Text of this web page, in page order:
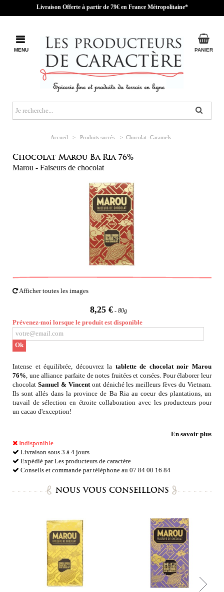
Livraison Offerte à partir de 79€ en France Métropolitaine*
PANIER
MENU
Accueil > Produits sucrés > Chocolat -Caramels
Chocolat Marou Ba Ria 76%
Marou - Faiseurs de chocolat
Afficher toutes les images
8,25 € 80g
Prévenez-moi lorsque le produit est disponible
Ok
Intense et équilibrée, découvrez la tablette de chocolat noir Marou
76% , une alliance parfaite de notes fruitées et corsées. Pour élaborer leur
chocolat Samuel & Vincentont déniché les meilleurs fèves du Vietnam.
Ils sont allés dans la province de Ba Ria au coeur des plantations, un
travail de sélection en étroite collaboration avec les producteurs pour
un cacao d'exception!
En savoir plus
Indisponible
Livraison sous 3 à 4 jours
Expédié par Les producteurs de caractère
Conseils et commande par téléphone au 07 84 00 16 84
NOUS VOUS CONSEILLONS